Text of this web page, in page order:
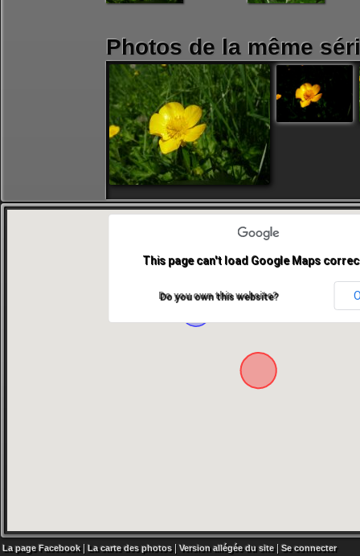
Photos de la même
This page can't load Google Maps
Do you own this website?
La page Facebook| La carte des photos |Version allégée du site| Se connecter